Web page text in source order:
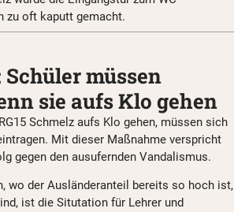
zu oft kaputt gemacht.
müssen
sie aufs Klo gehen
Schmelz aufs Klo gehen, müssen sich
Mit dieser Maßnahme verspricht
gegen den ausufernden Vandalismus.
wo der Ausländeranteil bereits so hoch ist,
ist die Situtation für Lehrer und